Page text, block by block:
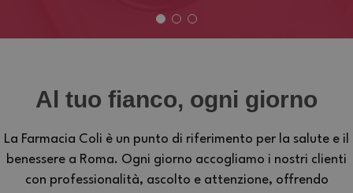
Al tuo fianco, ogni giorno
La Farmacia Coli è un punto di riferimento per la salute e il
benessere a Roma. Ogni giorno accogliamo i nostri clienti
con professionalità, ascolto e attenzione, offrendo